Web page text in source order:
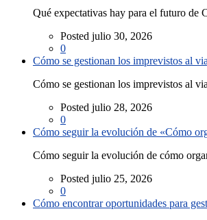
Qué expectativas hay para el futuro de
Posted julio 30, 2026
0
Cómo se gestionan los imprevistos al
Cómo se gestionan los imprevistos al
Posted julio 28, 2026
0
Cómo seguir la evolución de «Cómo
Cómo seguir la evolución de cómo
Posted julio 25, 2026
0
Cómo encontrar oportunidades para